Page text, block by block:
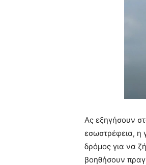
Ας εξηγήσουν
εσωστρέφεια, η
δρόμος για να
βοηθήσουν